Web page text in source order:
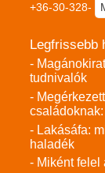
+36-30-328-
Legfrissebb
-
tudnivalók
-
- Lakásáfa:
haladék
- Miként felel